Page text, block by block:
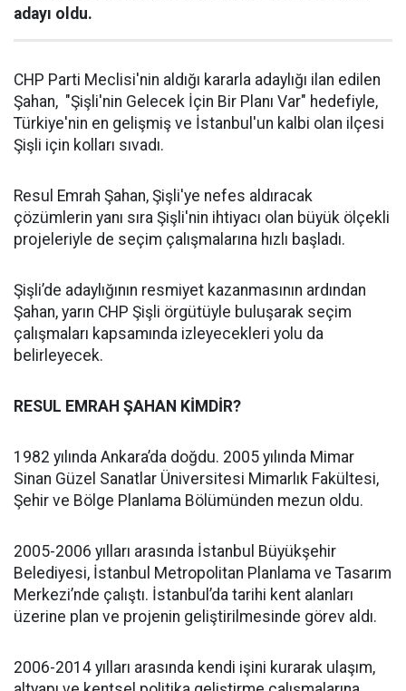
adayı oldu.
CHP Parti Meclisi'nin aldığı kararla adaylığı ilan edilen
Şahan, "Şişli'nin Gelecek İçin Bir Planı Var" hedefiyle,
Türkiye'nin en gelişmiş ve İstanbul'un kalbi olan ilçesi
Şişli için kolları sıvadı.
Resul Emrah Şahan, Şişli'ye nefes aldıracak
çözümlerin yanı sıra Şişli'nin ihtiyacı olan büyük ölçekli
projeleriyle de seçim çalışmalarına hızlı başladı.
Şişli’de adaylığının resmiyet kazanmasının ardından
Şahan, yarın CHP Şişli örgütüyle buluşarak seçim
çalışmaları kapsamında izleyecekleri yolu da
belirleyecek.
RESUL EMRAH ŞAHAN KİMDİR?
1982 yılında Ankara’da doğdu. 2005 yılında Mimar
Sinan Güzel Sanatlar Üniversitesi Mimarlık Fakültesi,
Şehir ve Bölge Planlama Bölümünden mezun oldu.
2005-2006 yılları arasında İstanbul Büyükşehir
Belediyesi, İstanbul Metropolitan Planlama ve Tasarım
Merkezi’nde çalıştı. İstanbul’da tarihi kent alanları
üzerine plan ve projenin geliştirilmesinde görev aldı.
2006-2014 yılları arasında kendi işini kurarak ulaşım,